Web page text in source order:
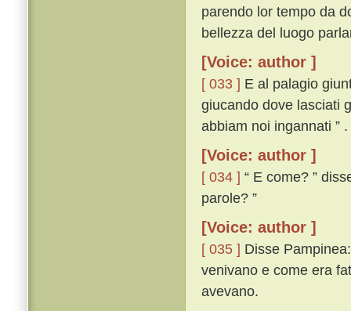
parendo lor tempo da
bellezza del luogo
[Voice: author ]
[ 033 ] E al palagio
giucando dove lasciati
abbiam noi ingannati ” .
[Voice: author ]
[ 034 ] “ E come? ”
parole? ”
[Voice: author ]
[ 035 ] Disse
venivano e come era
avevano.